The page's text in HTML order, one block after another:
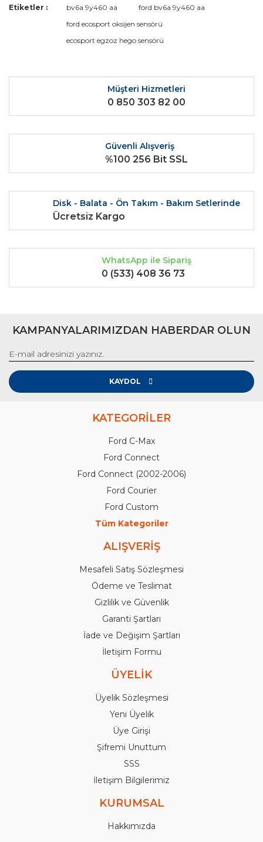
Bu ürüne ilk yorumu siz yapın!
Bu ürünün fiyat bilgisi, resim, ürün açıklamalarında ve diğer
kullanarak tarafımıza iletebilirsiniz.
Görüş ve önerileriniz için teşekkür ederiz.
Ürün açıklamasında eksik bilgiler bulunuyor.
Ürün bilgilerinde hatalar bulunuyor.
Ürün fiyatı diğer sitelerden daha pahalı.
Bu ürüne benzer farklı alternatifler olmalı.
Gönder
Etiketler : bv6a 9y460 aa
ford bv6a 9y460 aa
ford ecosport oksijen sensörü
ecosport egzoz hego sensörü
Müşteri Hizmetleri
0 850 303 82 00
Güvenli Alışveriş
%100 256 Bit SSL
Disk - Balata - Ön Takım - Bakım Setlerinde
Ücretsiz Kargo
WhatsApp ile Sipariş
0 (533) 408 36 73
KAMPANYALARIMIZDAN HABERDAR OLUN
KAYDOL
KATEGORİLER
Ford C-Max
Ford Connect
Ford Connect (2002-2006)
Ford Courier
Ford Custom
Tüm Kategoriler
ALIŞVERİŞ
Mesafeli Satış Sözleşmesi
Ödeme ve Teslimat
Gizlilik ve Güvenlik
Garanti Şartları
İade ve Değişim Şartları
İletişim Formu
ÜYELİK
Üyelik Sözleşmesi
Yeni Üyelik
Üye Girişi
Şifremi Unuttum
SSS
İletişim Bilgilerimiz
KURUMSAL
Hakkımızda